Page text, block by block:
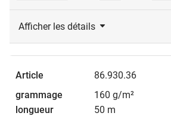
Afficher les détails
86.930.36
160 g/m²
50 m